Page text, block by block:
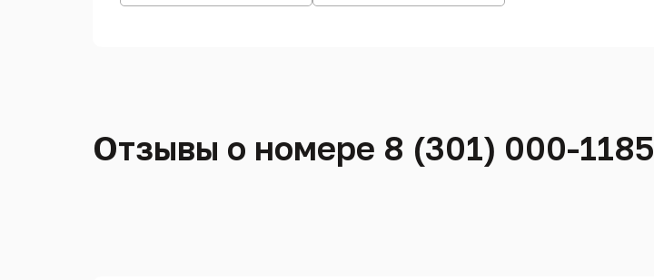
Отзывы о номере 8 (301) 000-1185